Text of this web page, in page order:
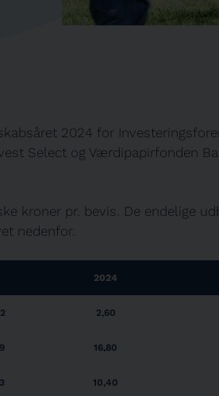
2024 for
Select og Værdipapirfonden
kroner pr. bevis. De endelige
nedenfor.
2024
2,60
16,80
10,40